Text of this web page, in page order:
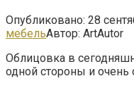
Опубликовано: 28
мебельАвтор: ArtAutor
Облицовка в
одной стороны и очень